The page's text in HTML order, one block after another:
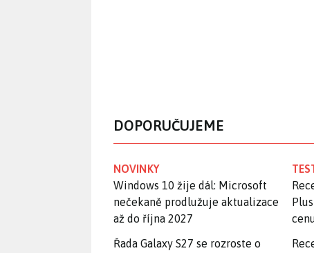
DOPORUČUJEME
NOVINKY
Windows 10 žije dál: Microsoft
nečekaně prodlužuje aktualizace
až do října 2027
Řada Galaxy S27 se rozroste o